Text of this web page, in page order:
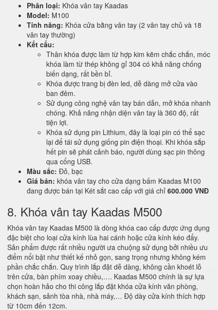
Phân loại: Khóa vân tay Kaadas
Model: M100
Tính năng: Khóa cửa bằng vân tay (2 vân tay chủ và 18
vân tay thường)
Kết cấu:
Thân khóa được làm từ hợp kim kẽm chắc chắn, móc
khóa làm từ thép không gỉ 304 có khả năng chống
biến dạng, rất bền bỉ.
Khóa được trang bị đèn led, dễ dàng mở cửa vào
ban đêm.
Sử dụng công nghệ vân tay bán dẫn, mở khóa nhanh
chóng. Khả năng nhận diện vân tay là 360 độ, rất
tiện lợi.
Khóa sử dụng pin Lithium, đây là loại pin có thể sạc
lại để tái sử dụng giống pin điện thoại. Khi khóa sắp
hết pin sẽ phát cảnh báo, người dùng sạc pin thông
qua cổng USB.
Màu sắc: Đỏ, bạc
Giá bán: khóa vân tay cho cửa dạng bấm Kaadas M100
đang được bán tại Két sắt cao cấp với giá chỉ 600.000 VNĐ
8. Khóa vân tay Kaadas M500
Khóa vân tay Kaadas M500 là dòng khóa cao cấp được ứng dụng
đặc biệt cho loại cửa kính lùa hai cánh hoặc cửa kính kéo đẩy.
Sản phẩm được rất nhiều người ưa chuộng sử dụng bởi nhiều ưu
điểm nổi bật như thiết kế nhỏ gọn, sang trọng nhưng không kém
phần chắc chắn. Quy trình lắp đặt dễ dàng, không cần khoét lỗ
trên cửa, bàn phím xoay chiều,…. Kaadas M500 chính là sự lựa
chọn hoàn hảo cho thi công lắp đặt khóa cửa kính văn phòng,
khách sạn, sảnh tòa nhà, nhà máy,… Độ dày cửa kính thích hợp
từ 10cm đến 12cm.